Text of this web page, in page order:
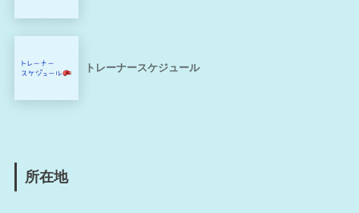
トレーナースケジュール
所在地